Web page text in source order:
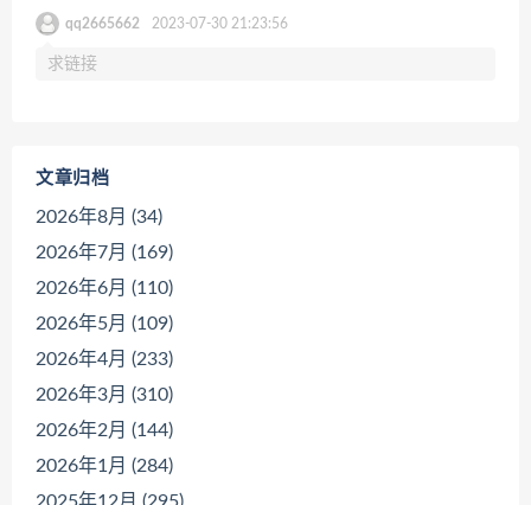
qq2665662 2023-07-30 21:23:56
求链接
文章归档
2026年8月 (34)
2026年7月 (169)
2026年6月 (110)
2026年5月 (109)
2026年4月 (233)
2026年3月 (310)
2026年2月 (144)
2026年1月 (284)
2025年12月 (295)